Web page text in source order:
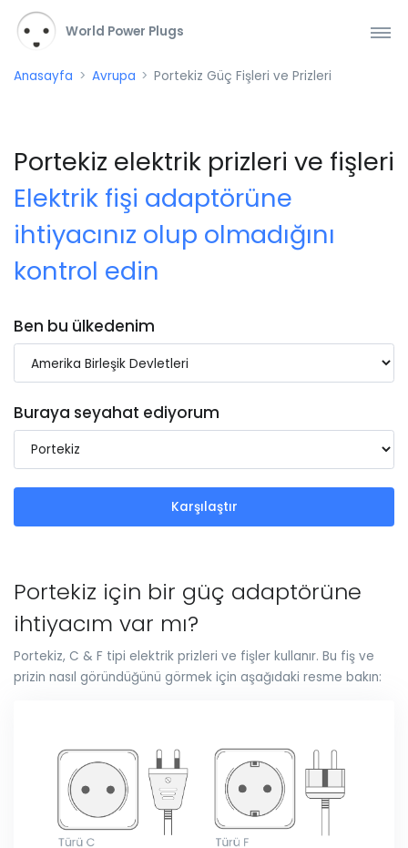
World Power Plugs
Anasayfa Avrupa Portekiz Güç Fişleri ve Prizleri
Portekiz elektrik prizleri ve fişleri
Elektrik fişi adaptörüne
ihtiyacınız olup olmadığını
kontrol edin
Ben bu ülkedenim
Buraya seyahat ediyorum
Karşılaştır
Portekiz için bir güç adaptörüne
ihtiyacım var mı?
Portekiz, C & F tipi elektrik prizleri ve fişler kullanır. Bu fiş ve
prizin nasıl göründüğünü görmek için aşağıdaki resme bakın: